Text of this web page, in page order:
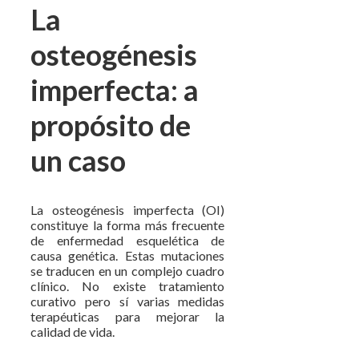
La
osteogénesis
imperfecta: a
propósito de
un caso
La osteogénesis imperfecta (OI)
constituye la forma más frecuente
de enfermedad esquelética de
causa genética. Estas mutaciones
se traducen en un complejo cuadro
clínico. No existe tratamiento
curativo pero sí varias medidas
terapéuticas para mejorar la
calidad de vida.